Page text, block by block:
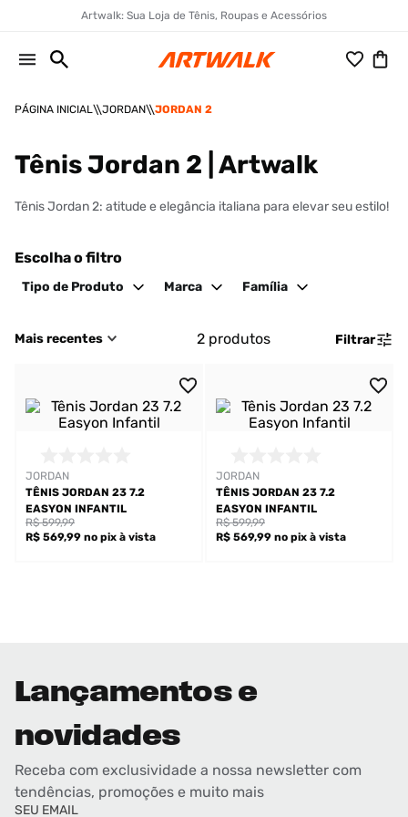
Artwalk: Sua Loja de Tênis, Roupas e Acessórios
JORDAN JORDAN 2
Tênis Jordan 2 | Artwalk
Tênis Jordan 2: atitude e elegância italiana para elevar seu estilo!
Escolha o filtro
Tipo de Produto Marca Família
Mais recentes 2 produtos Filtrar
JORDAN
TÊNIS JORDAN 23 7.2
EASYON INFANTIL
R$ 569,99 no pix à vista
R$ 599,99
JORDAN
TÊNIS JORDAN 23 7.2
EASYON INFANTIL
R$ 569,99 no pix à vista
R$ 599,99
Lançamentos e
novidades
Receba com exclusividade a nossa newsletter com
tendências, promoções e muito mais
SEU EMAIL